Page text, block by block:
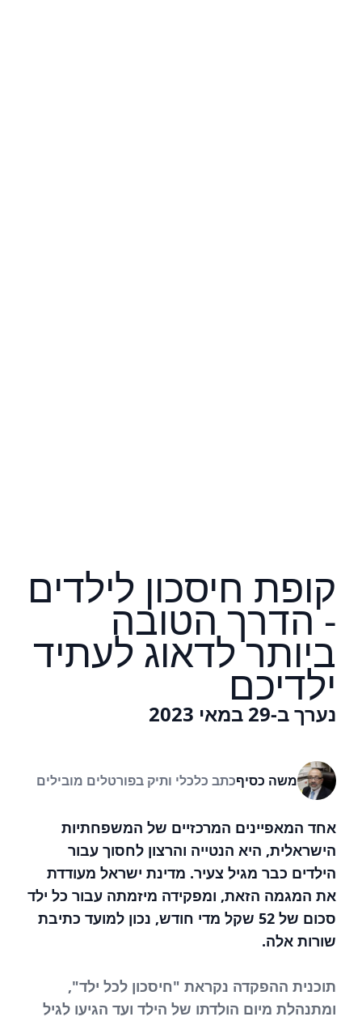
קופת חיסכון לילדים
- הדרך הטובה
ביותר לדאוג לעתיד
ילדיכם
נערך ב-29 במאי 2023
משה כסיףכתב כלכלי ותיק בפורטלים מובילים
אחד המאפיינים המרכזיים של המשפחתיות
הישראלית, היא הנטייה והרצון לחסוך עבור
הילדים כבר מגיל צעיר. מדינת ישראל מעודדת
את המגמה הזאת, ומפקידה מיזמתה עבור כל ילד
סכום של 52 שקל מדי חודש, נכון למועד כתיבת
שורות אלה.
תוכנית ההפקדה נקראת "חיסכון לכל ילד",
ומתנהלת מיום הולדתו של הילד ועד הגיעו לגיל